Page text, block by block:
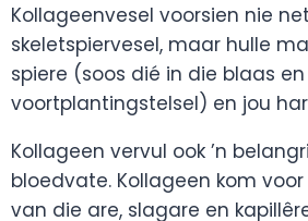
Kollageenvesel voorsien nie
skeletspiervesel, maar hulle
spiere (soos dié in die blaas en
voortplantingstelsel) en jou
Kollageen vervul ook ’n
bloedvate. Kollageen kom
van die are, slagare en